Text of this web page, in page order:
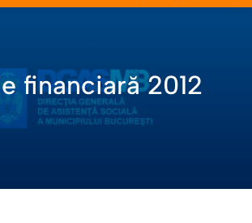
financiară 2012